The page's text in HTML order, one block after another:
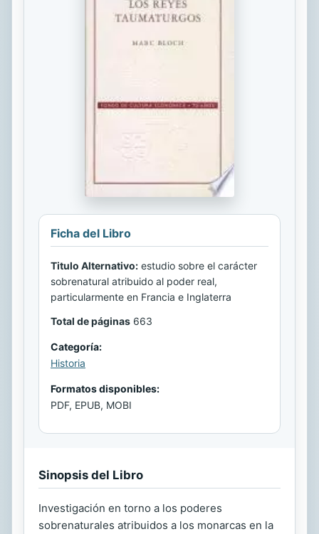
Ficha del Libro
Titulo Alternativo: estudio sobre el carácter
sobrenatural atribuido al poder real,
particularmente en Francia e Inglaterra
Total de páginas 663
Categoría:
Historia
Formatos disponibles:
PDF, EPUB, MOBI
Sinopsis del Libro
Investigación en torno a los poderes
sobrenaturales atribuidos a los monarcas en la